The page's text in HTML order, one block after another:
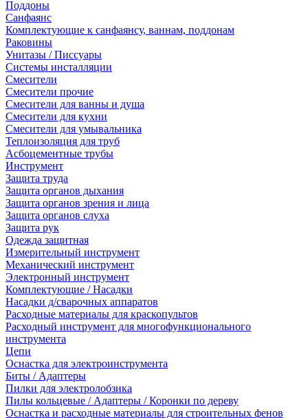
Поддоны
Санфаянс
Комплектующие к санфаянсу, ваннам, поддонам
Раковины
Унитазы / Писсуары
Системы инсталляции
Смесители
Смесители прочие
Смесители для ванны и душа
Смесители для кухни
Смесители для умывальника
Теплоизоляция для труб
Асбоцементные трубы
Инструмент
Защита труда
Защита органов дыхания
Защита органов зрения и лица
Защита органов слуха
Защита рук
Одежда защитная
Измерительный инструмент
Механический инструмент
Электронный инструмент
Комплектующие / Насадки
Насадки д/сварочных аппаратов
Расходные материалы для краскопультов
Расходный инструмент для многофункционального
инструмента
Цепи
Оснастка для электроинструмента
Биты / Адаптеры
Пилки для электролобзика
Пилы кольцевые / Адаптеры / Коронки по дереву
Оснастка и расходные материалы для строительных фенов